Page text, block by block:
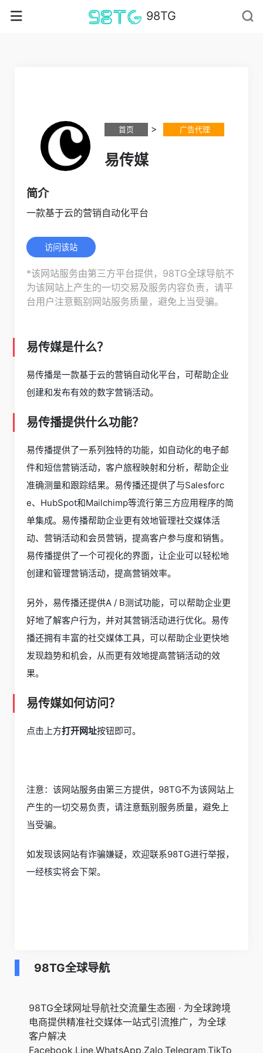
98TG
首页 > 广告代理
易传媒
简介
一款基于云的营销自动化平台
访问该站
*该网站服务由第三方平台提供，98TG全球导航不
为该网站上产生的一切交易及服务内容负责，请平
台用户注意甄别网站服务质量，避免上当受骗。
易传媒是什么？
易传播是一款基于云的营销自动化平台，可帮助企业
创建和发布有效的数字营销活动。
易传播提供什么功能？
易传播提供了一系列独特的功能，如自动化的电子邮
件和短信营销活动，客户旅程映射和分析，帮助企业
准确测量和跟踪结果。易传播还提供了与Salesforc
e、HubSpot和Mailchimp等流行第三方应用程序的简
单集成。易传播帮助企业更有效地管理社交媒体活
动、营销活动和会员营销，提高客户参与度和销售。
易传播提供了一个可视化的界面，让企业可以轻松地
创建和管理营销活动，提高营销效率。
另外，易传播还提供A / B测试功能，可以帮助企业更
好地了解客户行为，并对其营销活动进行优化。易传
播还拥有丰富的社交媒体工具，可以帮助企业更快地
发现趋势和机会，从而更有效地提高营销活动的效
果。
易传媒如何访问？
点击上方打开网址按钮即可。
注意：该网站服务由第三方提供，98TG不为该网站上
产生的一切交易负责，请注意甄别服务质量，避免上
当受骗。
如发现该网站有诈骗嫌疑，欢迎联系98TG进行举报，
一经核实将会下架。
98TG全球导航
98TG全球网址导航社交流量生态圈 · 为全球跨境
电商提供精准社交媒体一站式引流推广，为全球
客户解决
Facebook,Line,WhatsApp,Zalo,Telegram,TikTo